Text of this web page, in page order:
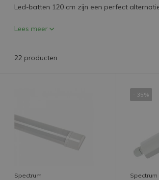
Led-batten 120 cm zijn een perfect
Lees meer
22 producten
Spectrum
- 35%
Spectrum